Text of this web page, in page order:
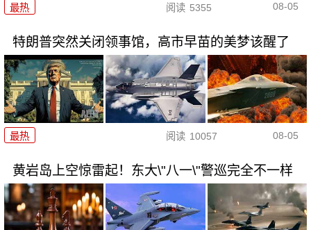
最热 阅读 5355 08-05
特朗普突然关闭领事馆，高市早苗的美梦该醒了
最热 阅读 10057 08-05
黄岩岛上空惊雷起！东大\"八一\"警巡完全不一样